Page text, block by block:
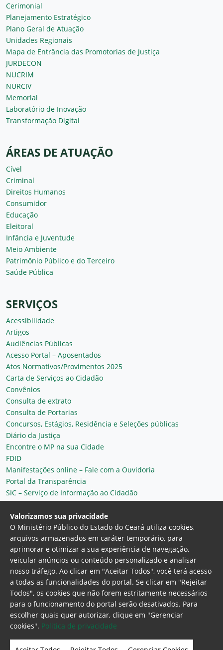
Cerimonial
Planejamento Estratégico
Plano Geral de Atuação
Unidades Regionais
Mapa de Entrância das Promotorias de Justiça
JURDECON
NUCRIM
NURCIV
Memorial
Laboratório de Inovação
Transformação Digital
ÁREAS DE ATUAÇÃO
Cível
Criminal
Direitos Humanos
Consumidor
Educação
Eleitoral
Infância e Juventude
Meio Ambiente
Patrimônio Público e do Terceiro
Saúde Pública
SERVIÇOS
Acessibilidade
Artigos
Audiências Públicas
Acesso Portal – Aposentados
Atos Normativos/Provimentos 2025
Carta de Serviços ao Cidadão
Convênios
Consulta de extrato
Consulta de Portarias
Concursos, Estágios, Residência e Seleções públicas
Diário da Justiça
Encontre o MP na sua Cidade
FDID
Manifestações online – Fale com a Ouvidoria
Portal da Transparência
SIC – Serviço de Informação ao Cidadão
Plantão MP do Ceará
Secretaria Geral
Ministério Público do Estado do Ceará
Procuradoria Geral de Justiça Av. Gen. Afonso
Albuquerque Lima, 130 - Cambeba - CEP:
60.822-325 - Fortaleza, Ceará. Brasil
Valorizamos sua privacidade
O Ministério Público do Estado do Ceará utiliza cookies,
arquivos armazenados em caráter temporário, para
aprimorar e otimizar a sua experiência de navegação,
veicular anúncios ou conteúdo personalizado e analisar
nosso tráfego. Ao clicar em "Aceitar Todos", você terá acesso
a todas as funcionalidades do portal. Se clicar em "Rejeitar
Todos", os cookies que não forem estritamente necessários
para o funcionamento do portal serão desativados. Para
escolher quais quer autorizar, clique em "Gerenciar
cookies". Politica de privacidade